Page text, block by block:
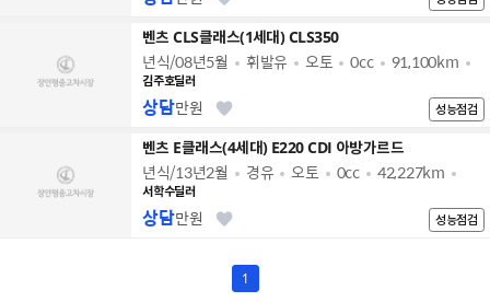
벤츠 CLS클래스(1세대) CLS350
년식/08년5월 휘발유 오토 0cc 91,100km
김주호딜러
성능점검
상담만원
벤츠 E클래스(4세대) E220 CDI 아방가르드
년식/13년2월 경유 오토 0cc 42,227km
서학수딜러
성능점검
상담만원
1